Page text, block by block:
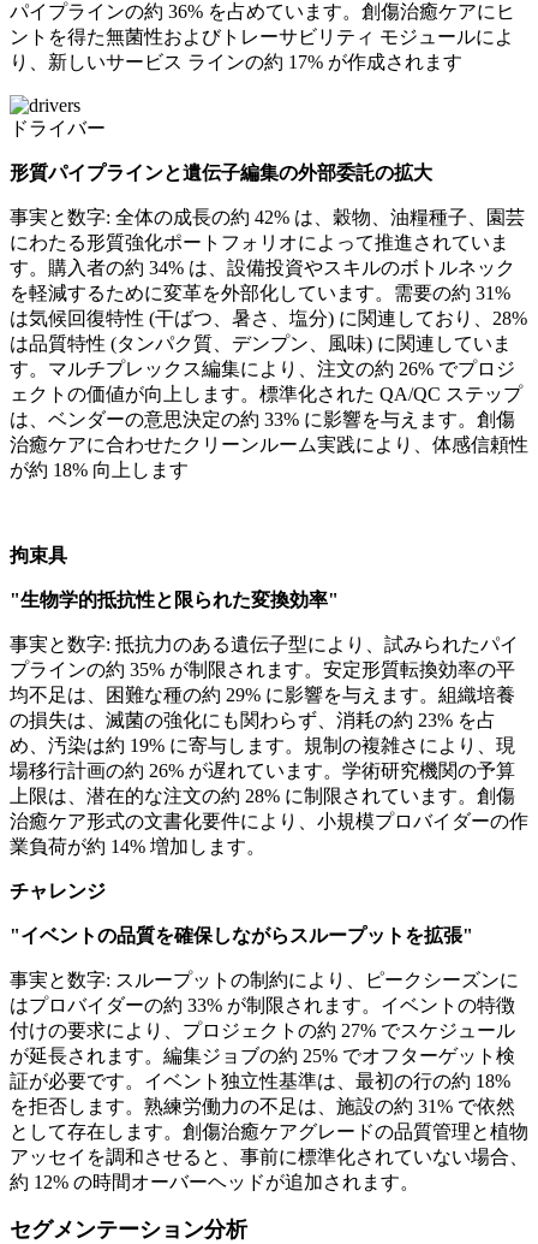
パイプラインの約 36% を占めています。創傷治癒ケアにヒ
ントを得た無菌性およびトレーサビリティ モジュールによ
り、新しいサービス ラインの約 17% が作成されます
ドライバー
形質パイプラインと遺伝子編集の外部委託の拡大
事実と数字: 全体の成長の約 42% は、穀物、油糧種子、園芸
にわたる形質強化ポートフォリオによって推進されていま
す。購入者の約 34% は、設備投資やスキルのボトルネック
を軽減するために変革を外部化しています。需要の約 31%
は気候回復特性 (干ばつ、暑さ、塩分) に関連しており、28%
は品質特性 (タンパク質、デンプン、風味) に関連していま
す。マルチプレックス編集により、注文の約 26% でプロジ
ェクトの価値が向上します。標準化された QA/QC ステップ
は、ベンダーの意思決定の約 33% に影響を与えます。創傷
治癒ケアに合わせたクリーンルーム実践により、体感信頼性
が約 18% 向上します
拘束具
"生物学的抵抗性と限られた変換効率"
事実と数字: 抵抗力のある遺伝子型により、試みられたパイ
プラインの約 35% が制限されます。安定形質転換効率の平
均不足は、困難な種の約 29% に影響を与えます。組織培養
の損失は、滅菌の強化にも関わらず、消耗の約 23% を占
め、汚染は約 19% に寄与します。規制の複雑さにより、現
場移行計画の約 26% が遅れています。学術研究機関の予算
上限は、潜在的な注文の約 28% に制限されています。創傷
治癒ケア形式の文書化要件により、小規模プロバイダーの作
業負荷が約 14% 増加します。
チャレンジ
"イベントの品質を確保しながらスループットを拡張"
事実と数字: スループットの制約により、ピークシーズンに
はプロバイダーの約 33% が制限されます。イベントの特徴
付けの要求により、プロジェクトの約 27% でスケジュール
が延長されます。編集ジョブの約 25% でオフターゲット検
証が必要です。イベント独立性基準は、最初の行の約 18%
を拒否します。熟練労働力の不足は、施設の約 31% で依然
として存在します。創傷治癒ケアグレードの品質管理と植物
アッセイを調和させると、事前に標準化されていない場合、
約 12% の時間オーバーヘッドが追加されます。
セグメンテーション分析